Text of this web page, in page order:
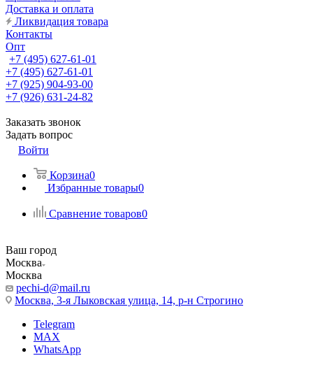
Доставка и оплата
Ликвидация товара
Контакты
Опт
+7 (495) 627-61-01
+7 (495) 627-61-01
+7 (925) 904-93-00
+7 (926) 631-24-82
Заказать звонок
Задать вопрос
Войти
Корзина0
Избранные товары0
Сравнение товаров0
Ваш город
Москва
Москва
pechi-d@mail.ru
Москва, 3-я Лыковская улица, 14, р-н Строгино
Telegram
MAX
WhatsApp